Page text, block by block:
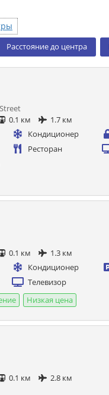
Расстояние до центра
0.1 км
1.7 км
Кондиционер
Ресторан
0.1 км
1.3 км
Кондиционер
Телевизор
Низкая цена
0.1 км
2.8 км